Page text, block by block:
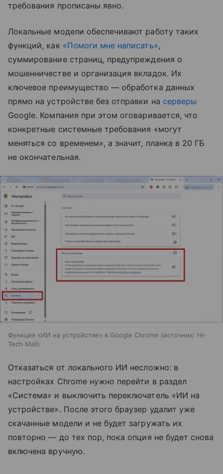
требования прописаны явно.
Локальные модели обеспечивают работу таких
функций, как «Помоги мне написать»,
суммирование страниц, предупреждения о
мошенничестве и организация вкладок. Их
ключевое преимущество — обработка данных
прямо на устройстве без отправки на серверы
Google. Компания при этом оговаривается, что
конкретные системные требования «могут
меняться со временем», а значит, планка в 20 ГБ
не окончательная.
Функция «ИИ на устройстве» в Google Chrome источник: Hi-
Tech Mail
Отказаться от локального ИИ несложно: в
настройках Chrome нужно перейти в раздел
«Система» и выключить переключатель «ИИ на
устройстве». После этого браузер удалит уже
скачанные модели и не будет загружать их
повторно — до тех пор, пока опция не будет снова
включена вручную.